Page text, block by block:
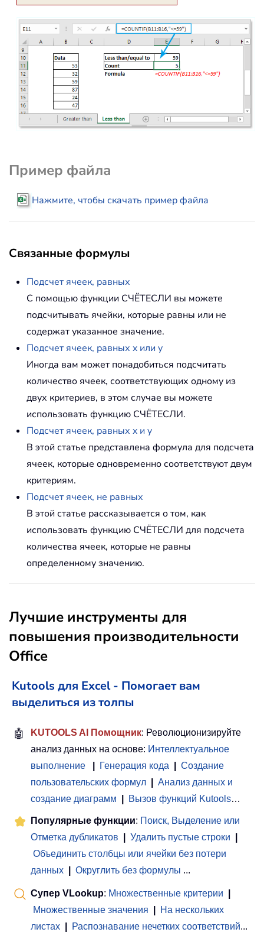
Пример файла
Нажмите, чтобы скачать пример файла
Связанные формулы
Подсчет ячеек, равных
С помощью функции СЧЁТЕСЛИ вы можете
подсчитывать ячейки, которые равны или не
содержат указанное значение.
Подсчет ячеек, равных x или y
Иногда вам может понадобиться подсчитать
количество ячеек, соответствующих одному из
двух критериев, в этом случае вы можете
использовать функцию СЧЁТЕСЛИ.
Подсчет ячеек, равных x и y
В этой статье представлена формула для подсчета
ячеек, которые одновременно соответствуют двум
критериям.
Подсчет ячеек, не равных
В этой статье рассказывается о том, как
использовать функцию СЧЁТЕСЛИ для подсчета
количества ячеек, которые не равны
определенному значению.
Лучшие инструменты для
повышения производительности
Office
Kutools для Excel - Помогает вам
выделиться из толпы
🤖 KUTOOLS AI Помощник: Революционизируйте
анализ данных на основе: Интеллектуальное
выполнение
Генерация кода
Создание
пользовательских формул
Анализ данных и
создание диаграмм
Вызов функций Kutools…
Популярные функции: Поиск, Выделение или
Отметка дубликатов
Удалить пустые строки
Объединить столбцы или ячейки без потери
данных
Округлить без формулы ...
Супер VLookup: Множественные критерии
Множественные значения
На нескольких
листах
Распознавание нечетких соответствий...